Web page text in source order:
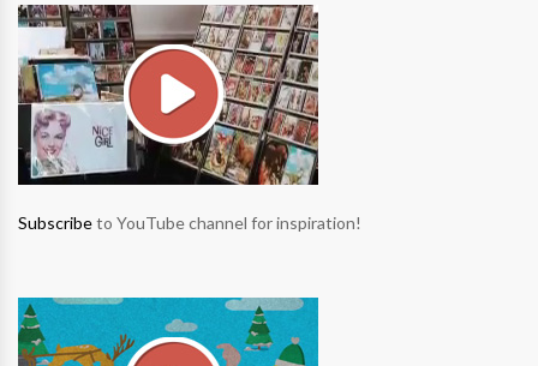
Subscribeto YouTube channel for inspiration!